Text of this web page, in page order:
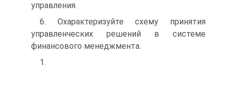
управления.
6. Охарактеризуйте схему принятия
управленческих решений в системе
финансового менеджмента.
1.